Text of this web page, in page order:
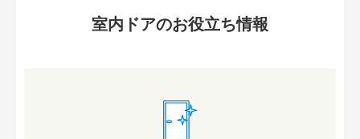
室内ドアのお役立ち情報